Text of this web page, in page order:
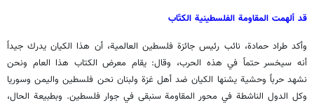
قد ألهمت المقاومة الفلسطينية الكتّاب
وأكد طراد حمادة، نائب رئيس جائزة فلسطين العالمية، أن هذا الكيان يدرك جيداً
أنه سيخسر حتماً في هذه الحرب، وقال: يقام معرض الكتاب هذا العام ونحن
نشهد حرباً وحشية يشنها الكيان ضد أهل غزة ولبنان نحن فلسطين واليمن وسوريا
وكل الدول الناشطة في محور المقاومة سنبقى في جوار فلسطين. وبطبيعة الحال،